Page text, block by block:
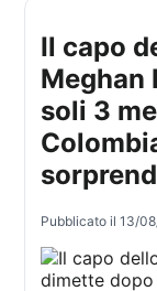
Il capo
Meghan
soli 3
Pubblicato il13/